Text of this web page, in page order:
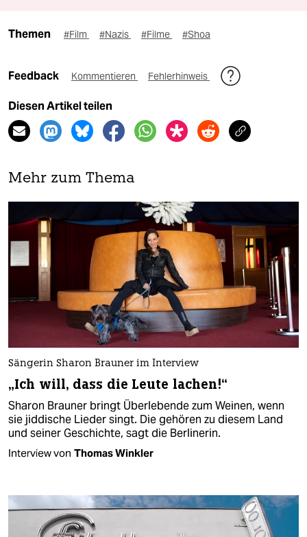
Themen #Film #Nazis #Filme #Shoa
Feedback Kommentieren Fehlerhinweis
Diesen Artikel teilen
Mehr zum Thema
Sängerin Sharon Brauner im Interview
„Ich will, dass die Leute lachen!“
Sharon Brauner bringt Überlebende zum Weinen, wenn
sie jiddische Lieder singt. Die gehören zu diesem Land
und seiner Geschichte, sagt die Berlinerin.
Interview von Thomas Winkler